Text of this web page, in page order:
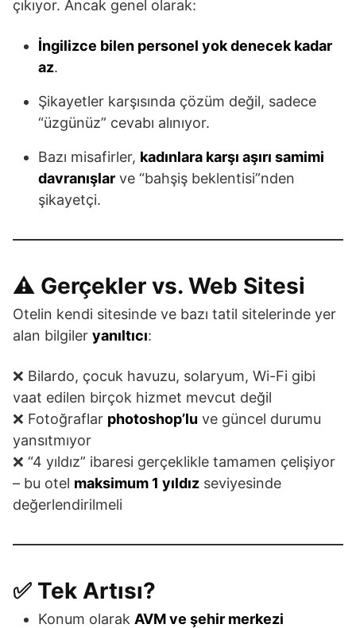
çıkıyor. Ancak genel olarak:
İngilizce bilen personel yok denecek kadar
az.
Şikayetler karşısında çözüm değil, sadece
“üzgünüz” cevabı alınıyor.
Bazı misafirler, kadınlara karşı aşırı samimi
davranışlar ve “bahşiş beklentisi”nden
şikayetçi.
⚠️ Gerçekler vs. Web Sitesi
Otelin kendi sitesinde ve bazı tatil sitelerinde yer
alan bilgiler yanıltıcı:
❌ Bilardo, çocuk havuzu, solaryum, Wi-Fi gibi
vaat edilen birçok hizmet mevcut değil
❌ Fotoğraflar photoshop’lu ve güncel durumu
yansıtmıyor
❌ “4 yıldız” ibaresi gerçeklikle tamamen çelişiyor
– bu otel maksimum 1 yıldız seviyesinde
değerlendirilmeli
✅ Tek Artısı?
Konum olarak AVM ve şehir merkezi